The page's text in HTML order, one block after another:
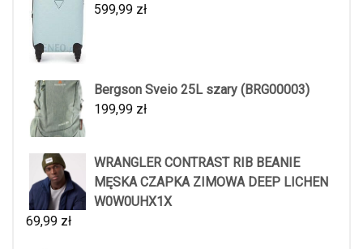
599,99 zł
Bergson Sveio 25L szary (BRG00003)
199,99 zł
WRANGLER CONTRAST RIB BEANIE
MĘSKA CZAPKA ZIMOWA DEEP LICHEN
W0W0UHX1X
69,99 zł